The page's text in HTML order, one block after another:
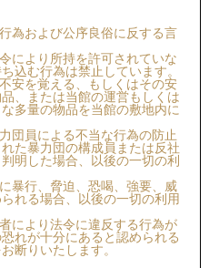
為および公序良俗に反する言
により所持を許可されていな
込む行為は禁止しています。
安を覚える、もしくはその安
、または当館の運営もしくは
多量の物品を当館の敷地内に
団員による不当な行為の防止
た暴力団の構成員または反社
明した場合、以後の一切の利
暴行、脅迫、恐喝、強要、威
れる場合、以後の一切の利用
により法令に違反する行為が
れが十分にあると認められる
断りいたします。